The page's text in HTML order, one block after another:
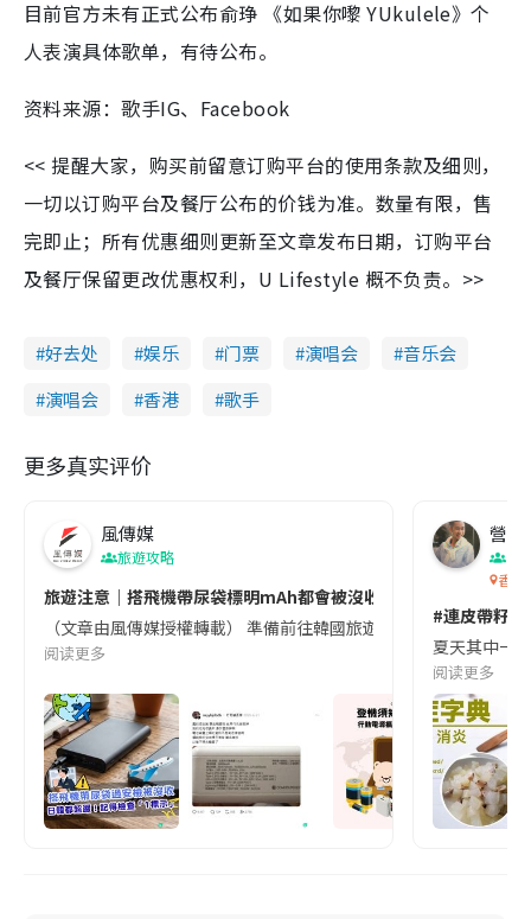
目前官方未有正式公布俞琤 《如果你嚟 YUkulele》个
人表演具体歌单，有待公布。
资料来源：歌手IG、Facebook
<< 提醒大家，购买前留意订购平台的使用条款及细则，
一切以订购平台及餐厅公布的价钱为准。数量有限，售
完即止；所有优惠细则更新至文章发布日期，订购平台
及餐厅保留更改优惠权利，U Lifestyle 概不负责。>>
好去处 娱乐 门票 演唱会
音乐会
演唱会
香港 歌手
更多真实评价
風傳媒
旅遊攻略
旅遊注意｜搭飛機帶尿袋標明mAh都會被沒收😱出發前切記檢查
（文章由風傳媒授權轉載） 準備前往韓國旅遊的民眾，近期要
阅读更多
營養
香港
#連皮帶籽
夏天其中一
阅读更多